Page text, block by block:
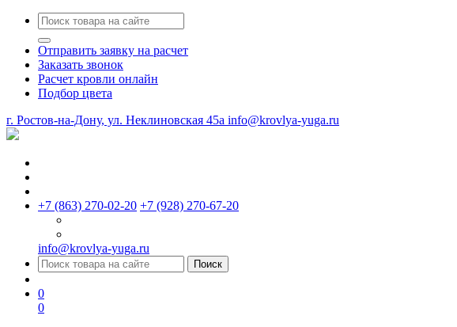
Отправить заявку на расчет
Заказать звонок
Расчет кровли онлайн
Подбор цвета
г. Ростов-на-Дону, ул. Неклиновская 45a info@krovlya-yuga.ru
+7 (863) 270-02-20 +7 (928) 270-67-20
info@krovlya-yuga.ru
Поиск
0
0